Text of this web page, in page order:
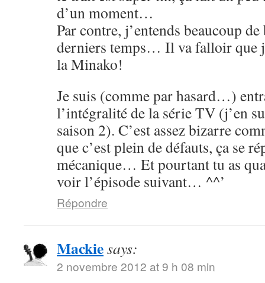
d’un moment…
Par contre, j’entends beaucoup
derniers temps… Il va falloir que
la Minako!
Je suis (comme par hasard…)
l’intégralité de la série TV (j’en
saison 2). C’est assez bizarre
que c’est plein de défauts, ça se
mécanique… Et pourtant tu as
voir l’épisode suivant… ^^’
Répondre
Mackiesays:
2 novembre 2012 at 9 h 08 min